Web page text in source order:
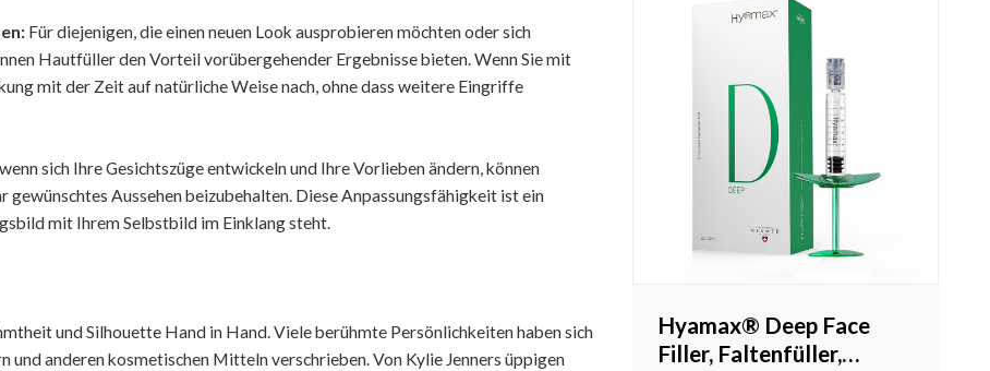
Für diejenigen, die einen neuen Look ausprobieren möchten oder sich
Hautfüller den Vorteil vorübergehender Ergebnisse bieten. Wenn Sie mit
mit der Zeit auf natürliche Weise nach, ohne dass weitere Eingriffe
sich Ihre Gesichtszüge entwickeln und Ihre Vorlieben ändern, können
Aussehen beizubehalten. Diese Anpassungsfähigkeit ist ein
mit Ihrem Selbstbild im Einklang steht.
und Silhouette Hand in Hand. Viele berühmte Persönlichkeiten haben sich
anderen kosmetischen Mitteln verschrieben. Von Kylie Jenners üppigen
kundenspezifisch
Hyamax® Deep Face
Filler, Faltenfüller,